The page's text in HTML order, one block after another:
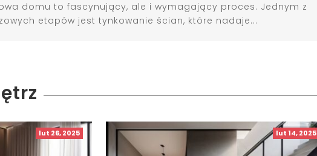
domu to fascynujący, ale i wymagający proces. Jednym z
etapów jest tynkowanie ścian, które nadaje...
lut 26, 2025 lut 14, 2025